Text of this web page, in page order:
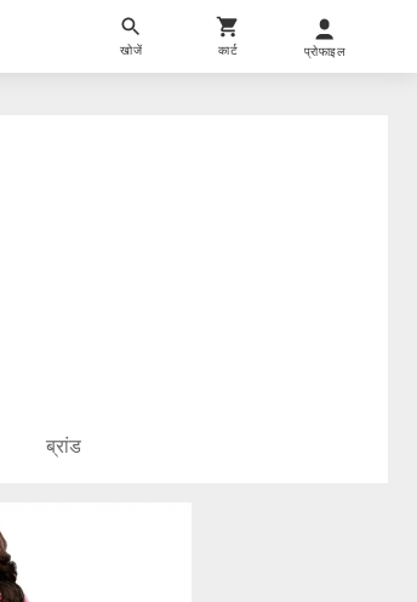
खोजें कार्ट प्रोफाइल
ब्रांड